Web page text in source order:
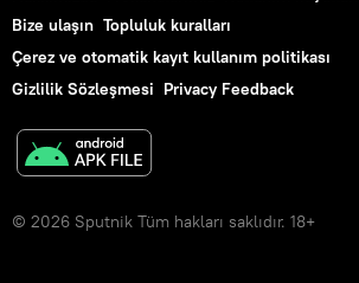
Bize ulaşın Topluluk kuralları
Çerez ve otomatik kayıt kullanım politikası
Gizlilik Sözleşmesi Privacy Feedback
© 2026 Sputnik Tüm hakları saklıdır. 18+